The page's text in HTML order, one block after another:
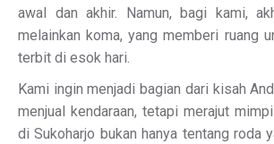
awal dan akhir. Namun, bagi kami,
melainkan koma, yang memberi ruang
terbit di esok hari.
Kami ingin menjadi bagian dari kisah
menjual kendaraan, tetapi merajut
di Sukoharjo bukan hanya tentang roda